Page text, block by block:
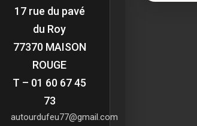
17 rue du pavé
du Roy
77370 MAISON
ROUGE
T – 01 60 67 45
73
autourdufeu77@gmail.com